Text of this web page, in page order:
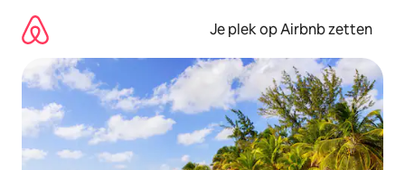
direct
naar
Je plek op Airbnb zetten